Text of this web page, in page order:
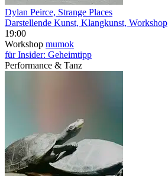
Dylan Peirce, Strange Places
Darstellende Kunst, Klangkunst, Workshop
19:00
Workshop mumok
für Insider: Geheimtipp
Performance & Tanz